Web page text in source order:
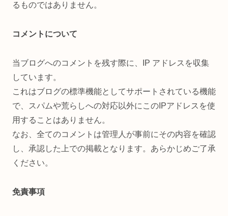
るものではありません。
コメントについて
当ブログへのコメントを残す際に、IP アドレスを収集
しています。
これはブログの標準機能としてサポートされている機能
で、スパムや荒らしへの対応以外にこのIPアドレスを使
用することはありません。
なお、全てのコメントは管理人が事前にその内容を確認
し、承認した上での掲載となります。あらかじめご了承
ください。
免責事項